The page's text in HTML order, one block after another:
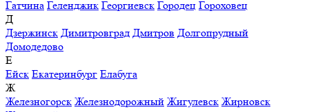
Гатчина Геленджик Георгиевск Городец Гороховец
Д
Дзержинск Димитровград Дмитров Долгопрудный
Домодедово
Е
Ейск Екатеринбург Елабуга
Ж
Железногорск Железнодорожный Жигулевск Жирновск